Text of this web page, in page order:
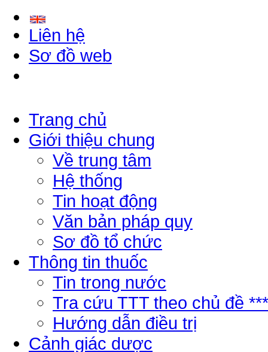
Liên hệ
Sơ đồ web
Trang chủ
Giới thiệu chung
Về trung tâm
Hệ thống
Tin hoạt động
Văn bản pháp quy
Sơ đồ tổ chức
Thông tin thuốc
Tin trong nước
Tra cứu TTT theo chủ đề ***
Hướng dẫn điều trị
Cảnh giác dược